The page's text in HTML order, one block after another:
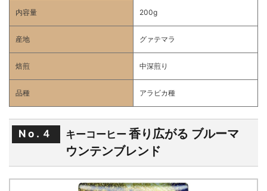
内容量 200g
産地 グァテマラ
焙煎 中深煎り
品種 アラビカ種
No.４ キーコーヒー 香り広がる ブルーマ
ウンテンブレンド